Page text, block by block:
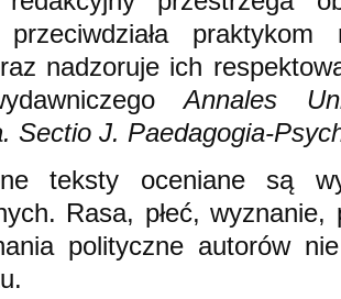
przeciwdziała
nadzoruje ich
Annales
Sectio J. Paedagogia-
teksty oceniane są
Rasa, płeć,
polityczne autorów